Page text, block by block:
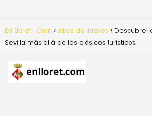
En Lloret . Com sitios de interes
Descubre
Sevilla más allá de los clásicos turísticos